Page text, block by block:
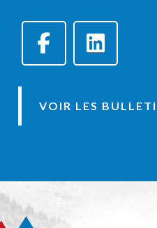
VOIR LES